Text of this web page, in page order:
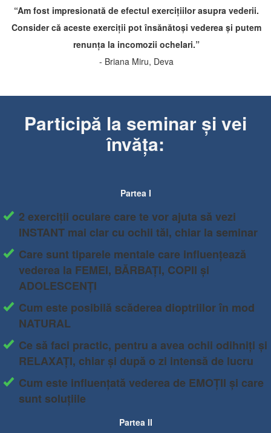
“Am fost impresionată de efectul exercițiilor asupra vederii.
Consider că aceste exerciții pot însănătoși vederea și putem
renunța la incomozii ochelari.”
- Briana Miru, Deva
Participă la seminar și vei
învăța:
Partea I
​2 exerciții oculare care te vor ajuta să vezi
INSTANT mai clar cu ochii tăi, chiar la seminar
Care sunt tiparele mentale care influențează
vederea la FEMEI, BĂRBAȚI, COPII și
ADOLESCENȚI
Cum este posibilă scăderea dioptriilor în mod
NATURAL
Ce să faci practic, pentru a avea ochii odihniți și
RELAXAȚI, chiar și după o zi intensă de lucru
Cum este influențată vederea de EMOȚII și care
sunt soluțiile
Partea II